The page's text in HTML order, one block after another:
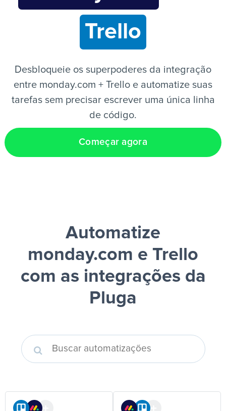
PT
Trello
Desbloqueie os superpoderes da integração
entre monday.com + Trello e automatize suas
tarefas sem precisar escrever uma única linha
de código.
Começar agora
Automatize
monday.com e Trello
com as integrações da
Pluga